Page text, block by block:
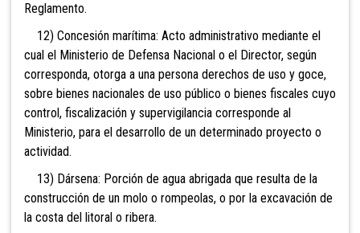
Reglamento.
12) Concesión marítima: Acto administrativo mediante el
cual el Ministerio de Defensa Nacional o el Director, según
corresponda, otorga a una persona derechos de uso y goce,
sobre bienes nacionales de uso público o bienes fiscales cuyo
control, fiscalización y supervigilancia corresponde al
Ministerio, para el desarrollo de un determinado proyecto o
actividad.
13) Dársena: Porción de agua abrigada que resulta de la
construcción de un molo o rompeolas, o por la excavación de
la costa del litoral o ribera.